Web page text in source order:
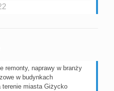
remonty, naprawy w branży
w budynkach
terenie miasta Giżycko